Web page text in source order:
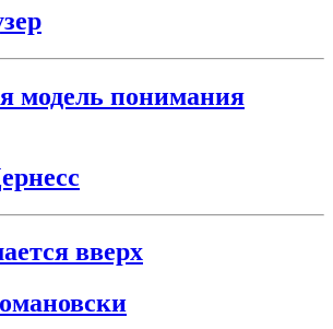
модель понимания
вверх